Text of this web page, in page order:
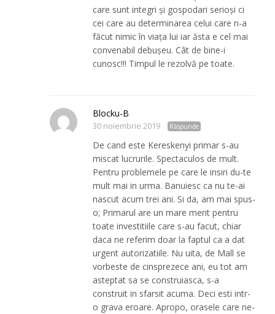
care sunt integri şi gospodari serioşi ci
cei care au determinarea celui care n-a
făcut nimic în viaţa lui iar ăsta e cel mai
convenabil debuşeu. Cât de bine-i
cunosc!!! Timpul le rezolvă pe toate.
Blocku-B
30 noiembrie 2019 Răspunde
De cand este Kereskenyi primar s-au
miscat lucrurile. Spectaculos de mult.
Pentru problemele pe care le insiri du-te
mult mai in urma. Banuiesc ca nu te-ai
nascut acum trei ani. Si da, am mai spus-
o; Primarul are un mare merit pentru
toate investitiile care s-au facut, chiar
daca ne referim doar la faptul ca a dat
urgent autorizatiile. Nu uita, de Mall se
vorbeste de cinsprezece ani, eu tot am
asteptat sa se construiasca, s-a
construit in sfarsit acuma. Deci esti intr-
o grava eroare. Apropo, orasele care ne-